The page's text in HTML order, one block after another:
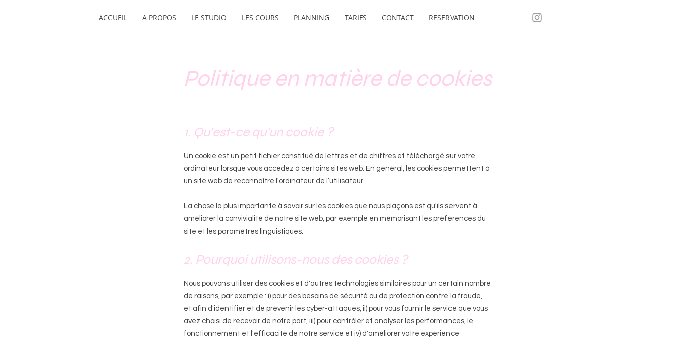
ACCUEIL A PROPOS LE STUDIO LES COURS PLANNING TARIFS CONTACT RESERVATION
Politique en matière de cookies
1. Qu'est-ce qu'un cookie ?
Un cookie est un petit fichier constitué de lettres et de chiffres et téléchargé sur votre
ordinateur lorsque vous accédez à certains sites web. En général, les cookies permettent à
un site web de reconnaître l'ordinateur de l’utilisateur.
La chose la plus importante à savoir sur les cookies que nous plaçons est qu'ils servent à
améliorer la convivialité de notre site web, par exemple en mémorisant les préférences du
site et les paramètres linguistiques.
2. Pourquoi utilisons-nous des cookies ?
Nous pouvons utiliser des cookies et d'autres technologies similaires pour un certain nombre
de raisons, par exemple : i) pour des besoins de sécurité ou de protection contre la fraude,
et afin d'identifier et de prévenir les cyber-attaques, ii) pour vous fournir le service que vous
avez choisi de recevoir de notre part, iii) pour contrôler et analyser les performances, le
fonctionnement et l'efficacité de notre service et iv) d'améliorer votre expérience